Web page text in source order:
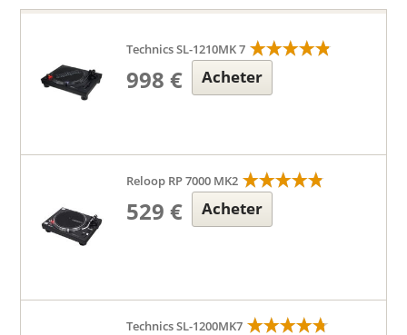
Technics SL-1210MK 7
998 € Acheter
Reloop RP 7000 MK2
529 € Acheter
Technics SL-1200MK7